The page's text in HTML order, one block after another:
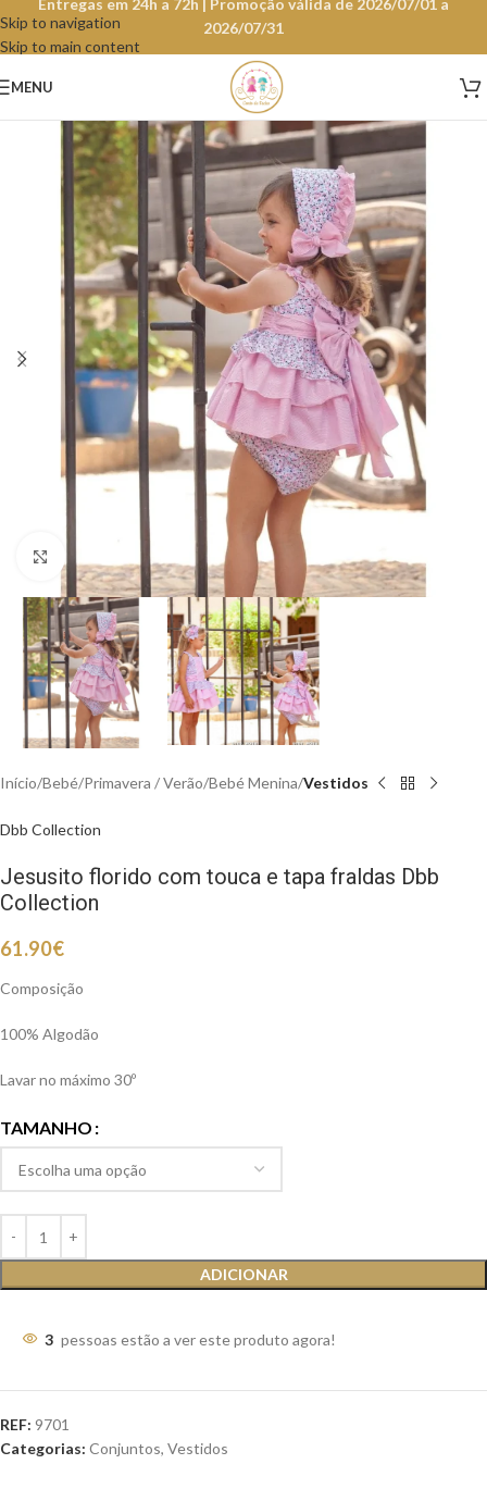
Skip to navigation
Skip to main content
Entregas em 24h a 72h | Promoção válida de 2026/07/01 a
2026/07/31
MENU
Início Bebé Primavera / Verão Bebé Menina Vestidos
Dbb Collection
Jesusito florido com touca e tapa fraldas Dbb
Collection
61.90€
Composição
100% Algodão
Lavar no máximo 30º
TAMANHO
ADICIONAR
3 pessoas estão a ver este produto agora!
REF: 9701
Categorias: Conjuntos, Vestidos